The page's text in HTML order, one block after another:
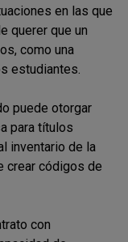
en las que
querer que un
como una
estudiantes.
puede otorgar
para títulos
inventario de la
crear códigos de
con